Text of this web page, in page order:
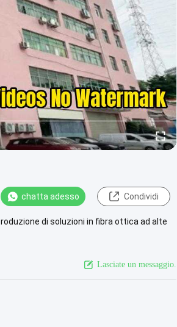
chatta adesso Condividi
di soluzioni in fibra ottica ad alte
Lasciate un messaggio.